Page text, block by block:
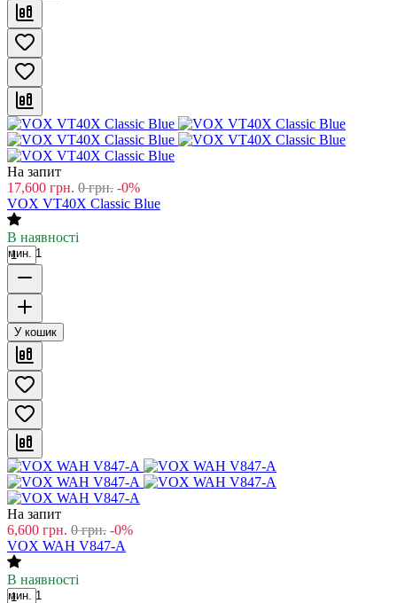
На запит
17,600 грн. 0 грн. -0%
VOX VT40X Classic Blue
В наявності
мин. 1
У кошик
На запит
6,600 грн. 0 грн. -0%
VOX WAH V847-A
В наявності
мин. 1